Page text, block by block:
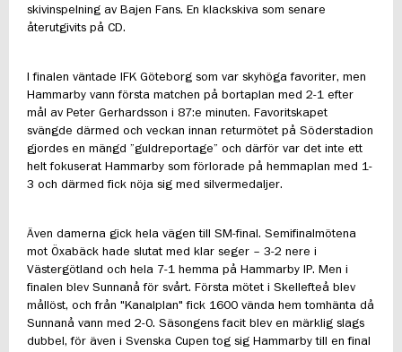
skivinspelning av Bajen Fans. En klackskiva som senare
återutgivits på CD.
I finalen väntade IFK Göteborg som var skyhöga favoriter, men
Hammarby vann första matchen på bortaplan med 2-1 efter
mål av Peter Gerhardsson i 87:e minuten. Favoritskapet
svängde därmed och veckan innan returmötet på Söderstadion
gjordes en mängd ”guldreportage” och därför var det inte ett
helt fokuserat Hammarby som förlorade på hemmaplan med 1-
3 och därmed fick nöja sig med silvermedaljer.
Även damerna gick hela vägen till SM-final. Semifinalmötena
mot Öxabäck hade slutat med klar seger – 3-2 nere i
Västergötland och hela 7-1 hemma på Hammarby IP. Men i
finalen blev Sunnanå för svårt. Första mötet i Skellefteå blev
mållöst, och från "Kanalplan" fick 1600 vända hem tomhänta då
Sunnanå vann med 2-0. Säsongens facit blev en märklig slags
dubbel, för även i Svenska Cupen tog sig Hammarby till en final